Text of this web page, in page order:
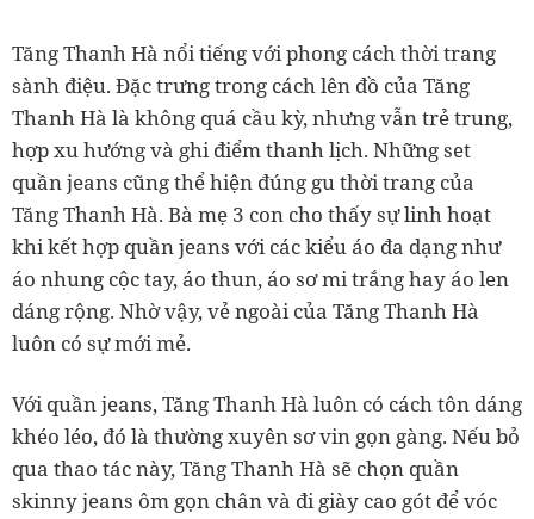
Tăng Thanh Hà nổi tiếng với phong cách thời trang
sành điệu. Đặc trưng trong cách lên đồ của Tăng
Thanh Hà là không quá cầu kỳ, nhưng vẫn trẻ trung,
hợp xu hướng và ghi điểm thanh lịch. Những set
quần jeans cũng thể hiện đúng gu thời trang của
Tăng Thanh Hà. Bà mẹ 3 con cho thấy sự linh hoạt
khi kết hợp quần jeans với các kiểu áo đa dạng như
áo nhung cộc tay, áo thun, áo sơ mi trắng hay áo len
dáng rộng. Nhờ vậy, vẻ ngoài của Tăng Thanh Hà
luôn có sự mới mẻ.
Với quần jeans, Tăng Thanh Hà luôn có cách tôn dáng
khéo léo, đó là thường xuyên sơ vin gọn gàng. Nếu bỏ
qua thao tác này, Tăng Thanh Hà sẽ chọn quần
skinny jeans ôm gọn chân và đi giày cao gót để vóc